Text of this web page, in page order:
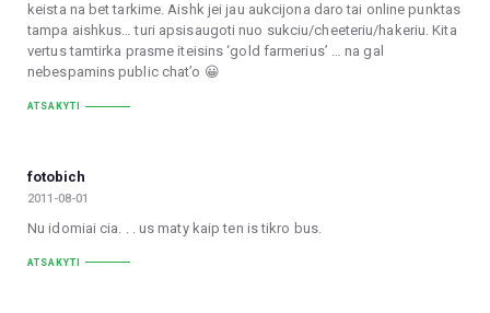
keista na bet tarkime. Aishk jei jau aukcijona daro tai online punktas
tampa aishkus… turi apsisaugoti nuo sukciu/cheeteriu/hakeriu. Kita
vertus tamtirka prasme iteisins ‘gold farmerius’ … na gal
nebespamins public chat’o 😀
ATSAKYTI
fotobich
2011-08-01
Nu idomiai cia. . . us maty kaip ten is tikro bus.
ATSAKYTI